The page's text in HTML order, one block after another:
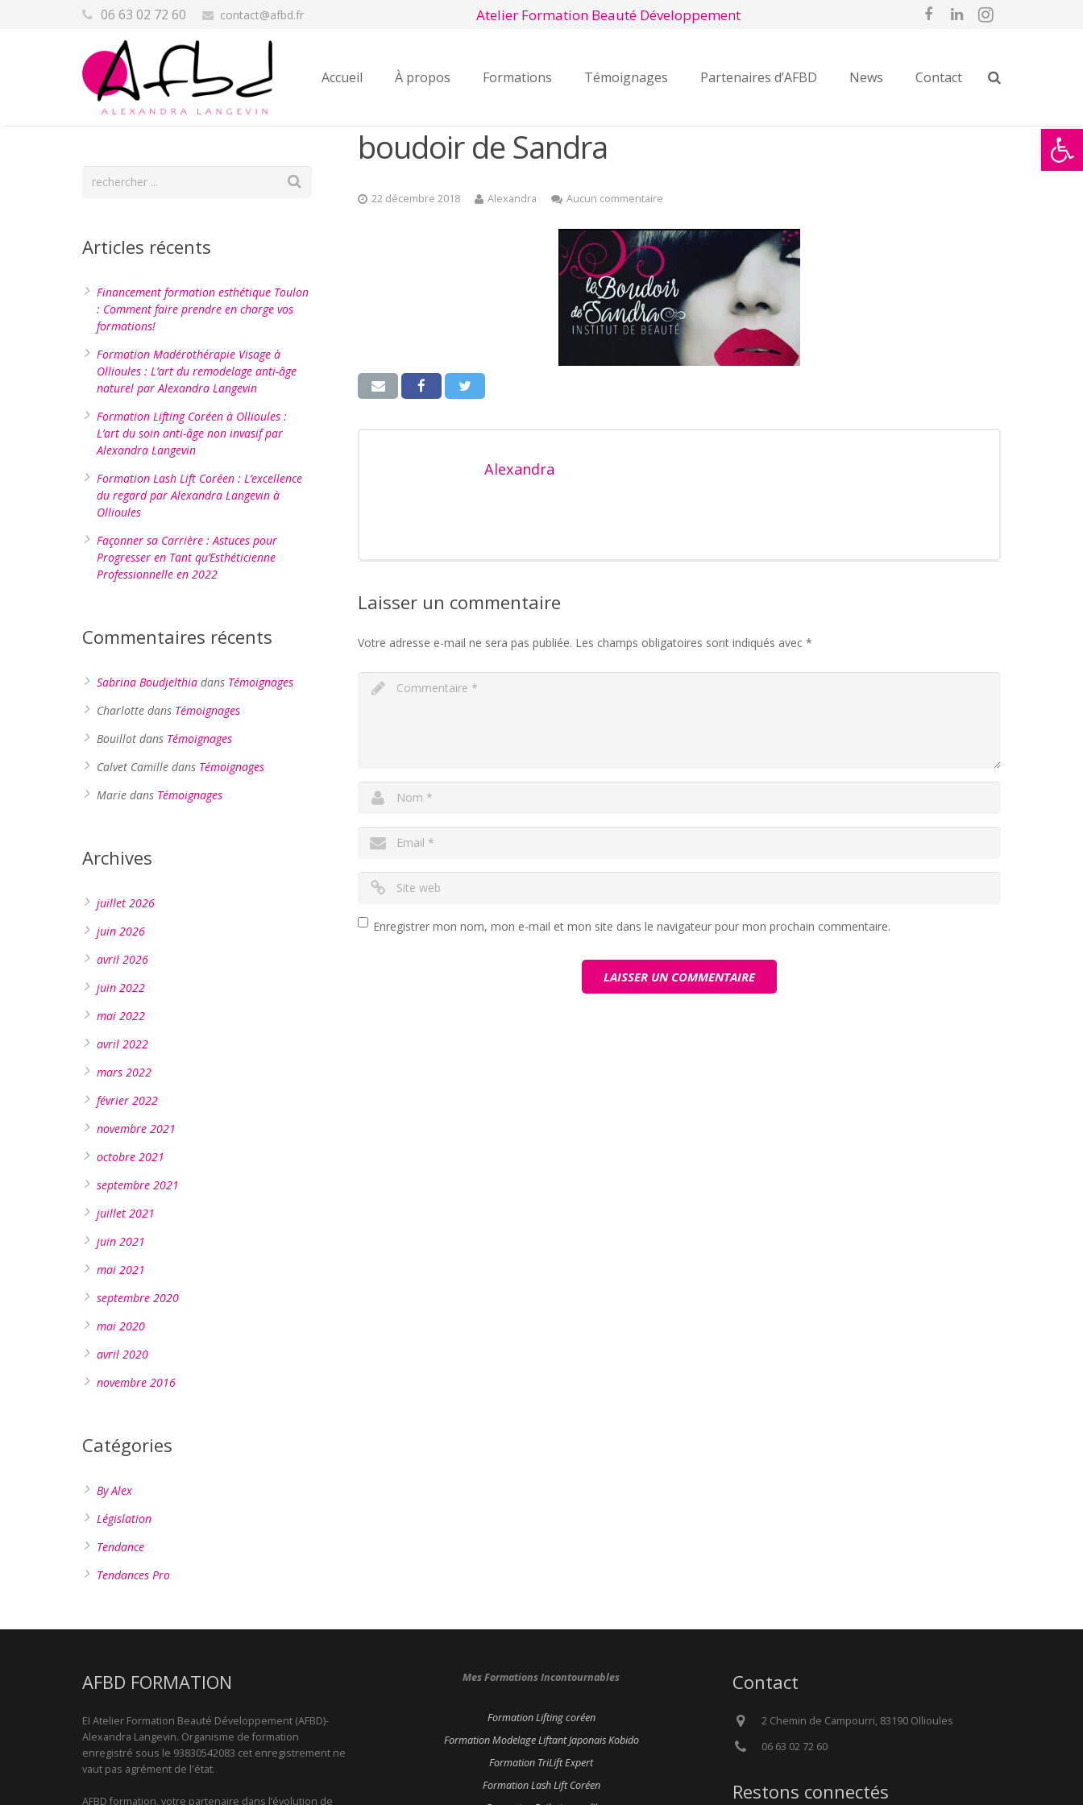
Ouvrir
06 63 02 72 60 contact@afbd.fr Atelier Formation Beauté Développement
Accueil À propos Formations Témoignages Partenaires d’AFBD News Contact
boudoir de Sandra
22 décembre 2018 Alexandra Aucun commentaire
Alexandra
Laisser un commentaire
Votre adresse e-mail ne sera pas publiée. Les champs obligatoires sont indiqués avec *
Enregistrer mon nom, mon e-mail et mon site dans le navigateur pour mon prochain commentaire.
Articles récents
Financement formation esthétique Toulon
: Comment faire prendre en charge vos
formations!
Formation Madérothérapie Visage à
Ollioules : L’art du remodelage anti-âge
naturel par Alexandra Langevin
Formation Lifting Coréen à Ollioules :
L’art du soin anti-âge non invasif par
Alexandra Langevin
Formation Lash Lift Coréen : L’excellence
du regard par Alexandra Langevin à
Ollioules
Façonner sa Carrière : Astuces pour
Progresser en Tant qu’Esthéticienne
Professionnelle en 2022
Commentaires récents
Sabrina Boudjelthia dans Témoignages
Charlotte dans Témoignages
Bouillot dans Témoignages
Calvet Camille dans Témoignages
Marie dans Témoignages
Archives
juillet 2026
juin 2026
avril 2026
juin 2022
mai 2022
avril 2022
mars 2022
février 2022
novembre 2021
octobre 2021
septembre 2021
juillet 2021
juin 2021
mai 2021
septembre 2020
mai 2020
avril 2020
novembre 2016
Catégories
By Alex
Législation
Tendance
Tendances Pro
AFBD FORMATION
EI Atelier Formation Beauté Développement (AFBD)-
Alexandra Langevin. Organisme de formation
enregistré sous le 93830542083 cet enregistrement ne
vaut pas agrément de l'état.
AFBD formation, votre partenaire dans l’évolution de
Mes Formations Incontournables
Formation Lifting coréen
Formation Modelage Liftant Japonais Kobido
Formation TriLift Expert
Formation Lash Lift Coréen
Contact
2 Chemin de Campourri, 83190 Ollioules
06 63 02 72 60
Restons connectés